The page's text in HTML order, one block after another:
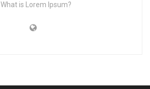
What is Lorem Ipsum?